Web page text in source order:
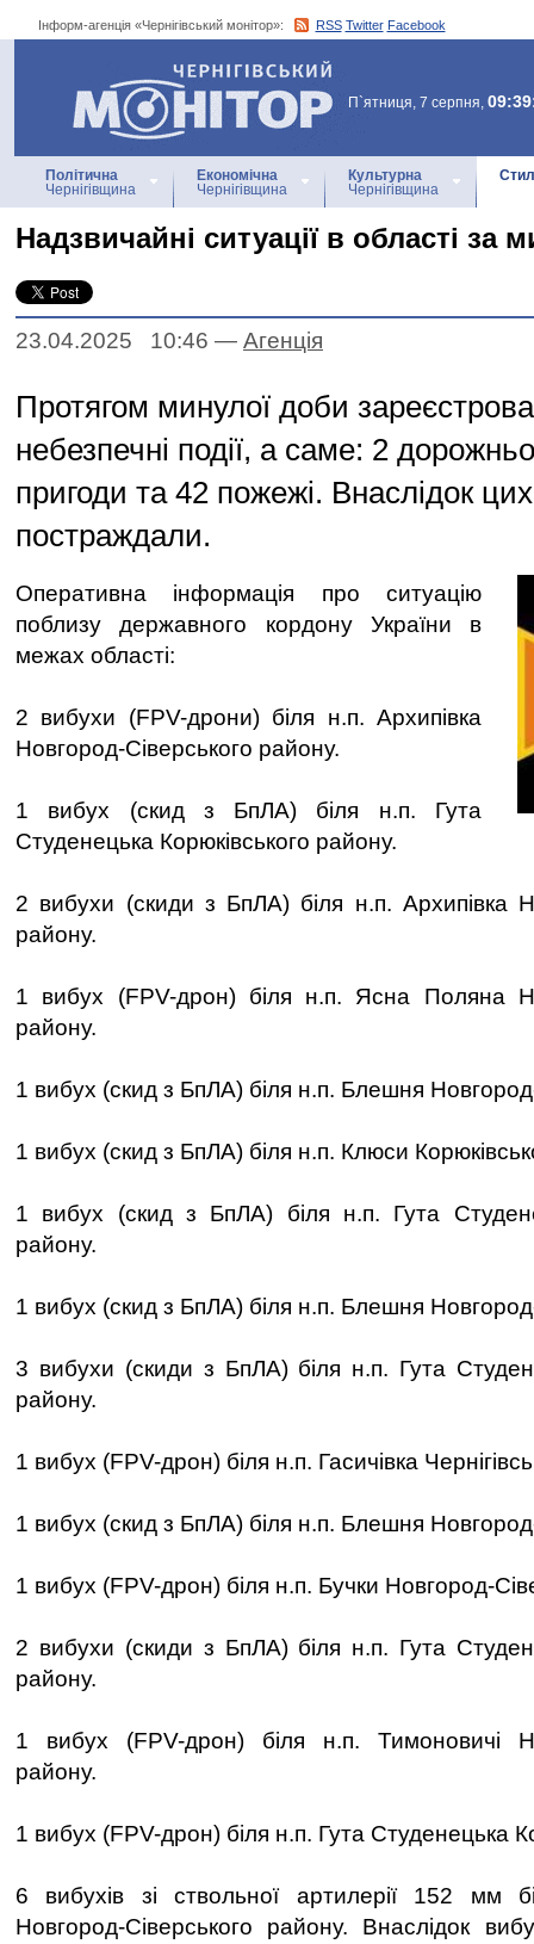
Інформ-агенція «Чернігівський монітор»: RSS Twitter Facebook
Інформ-агенція
«Чернігівський монітор»
П`ятниця, 7 серпня,
Політична
Чернігівщина
Економічна
Чернігівщина
Культурна
Чернігівщина
Надзвичайні ситуації в області за
23.04.2025 10:46 — Агенцiя
Протягом минулої доби
небезпечні події, а саме: 2
пригоди та 42 пожежі. Внаслідок
постраждали.
Оперативна інформація про ситуацію
поблизу державного кордону України в
межах області:
2 вибухи (FPV-дрони) біля н.п. Архипівка
Новгород-Сіверського району.
1 вибух (скид з БпЛА) біля н.п. Гута
Студенецька Корюківського району.
2 вибухи (скиди з БпЛА) біля н.п. Архипівка
району.
1 вибух (FPV-дрон) біля н.п. Ясна Поляна
району.
1 вибух (скид з БпЛА) біля н.п. Блешня
1 вибух (скид з БпЛА) біля н.п. Клюси
1 вибух (скид з БпЛА) біля н.п. Гута
району.
1 вибух (скид з БпЛА) біля н.п. Блешня
3 вибухи (скиди з БпЛА) біля н.п. Гута
району.
1 вибух (FPV-дрон) біля н.п. Гасичівка
1 вибух (скид з БпЛА) біля н.п. Блешня
1 вибух (FPV-дрон) біля н.п. Бучки Новгород-
2 вибухи (скиди з БпЛА) біля н.п. Гута
району.
1 вибух (FPV-дрон) біля н.п. Тимоновичі
району.
1 вибух (FPV-дрон) біля н.п. Гута Студенецька
6 вибухів зі ствольної артилерії 152 мм
Новгород-Сіверського району. Внаслідок